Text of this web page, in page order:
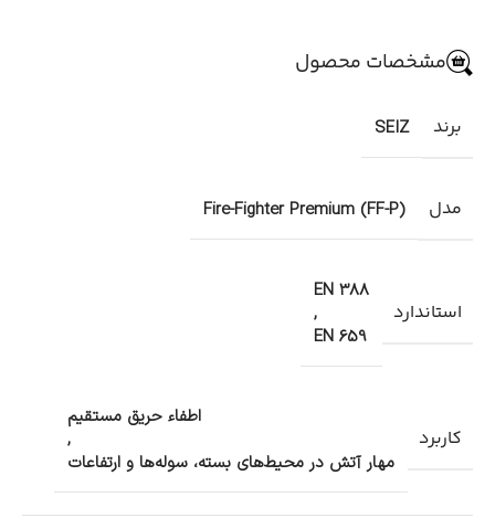
مشخصات محصول
برند SEIZ
مدل Fire-Fighter Premium (FF-P)
استاندارد
EN 388
,
EN 659
کاربرد
اطفاء حریق مستقیم
,
مهار آتش در محیط‌های بسته، سوله‌ها و ارتفاعات